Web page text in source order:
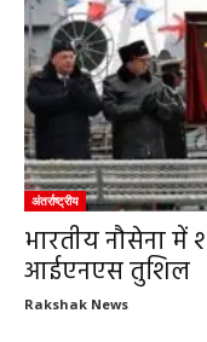
अंतर्राष्ट्रीय
भारतीय नौसेना
आईएनएस तुशिल
Rakshak News